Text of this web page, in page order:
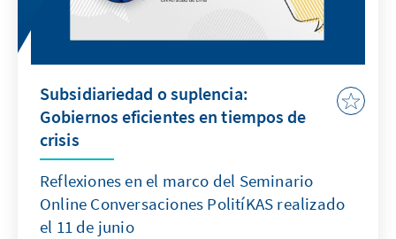
Subsidiariedad o suplencia:
Gobiernos eficientes en tiempos de
crisis
Reflexiones en el marco del Seminario
Online Conversaciones PolitíKAS realizado
el 11 de junio